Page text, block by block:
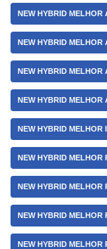
NEW HYBRID MELHOR
NEW HYBRID MELHOR
NEW HYBRID MELHOR
NEW HYBRID MELHOR
NEW HYBRID MELHOR
NEW HYBRID MELHOR
NEW HYBRID MELHOR
NEW HYBRID MELHOR
NEW HYBRID MELHOR